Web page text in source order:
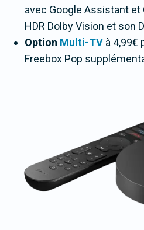
avec Google Assistant
HDR Dolby Vision et son
Option Multi-TV à 4,99€
Freebox Pop